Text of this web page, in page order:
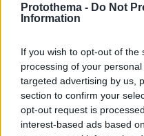
Protothema - Do Not
Information
If you wish to opt-out of
processing of your
targeted advertising by us,
section to confirm your
opt-out request is
interest-based ads based